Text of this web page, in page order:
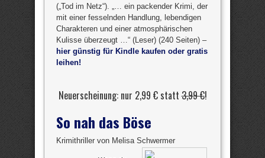
(„Tod im Netz“). „… ein packender Krimi, der
mit einer fesselnden Handlung, lebendigen
Charakteren und einer atmosphärischen
Kulisse überzeugt …“ (Leser) (240 Seiten) –
hier günstig für Kindle kaufen oder gratis
leihen!
Neuerscheinung: nur 2,99 € statt3,99 €!
So nah das Böse
Krimithriller von Melisa Schwermer